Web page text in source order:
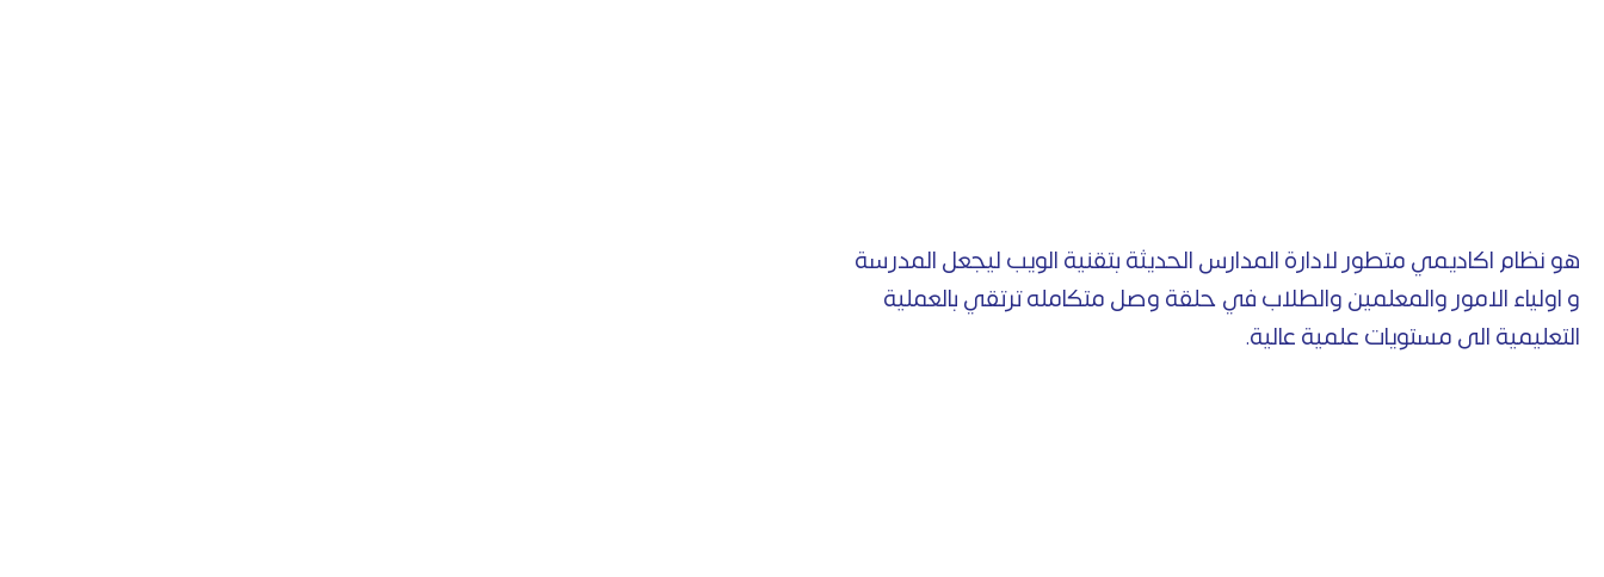
هو نظام اكاديمي متطور لادارة المدارس الحديثة بتقنية الويب ليجعل المدرسة
و اولياء الامور والمعلمين والطلاب في حلقة وصل متكامله ترتقي بالعملية
التعليمية الى مستويات علمية عالية.